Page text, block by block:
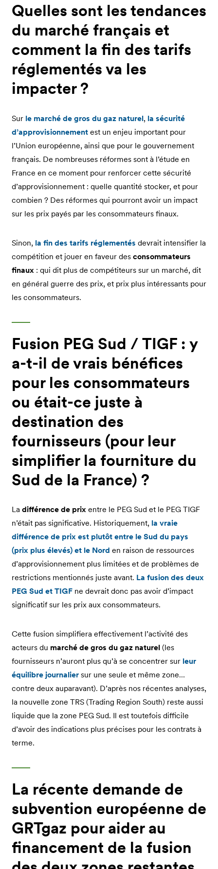
Quelles sont les tendances
du marché français et
comment la fin des tarifs
réglementés va les
impacter ?
Sur le marché de gros du gaz naturel, la sécurité
d’approvisionnement est un enjeu important pour
l’Union européenne, ainsi que pour le gouvernement
français. De nombreuses réformes sont à l’étude en
France en ce moment pour renforcer cette sécurité
d’approvisionnement : quelle quantité stocker, et pour
combien ? Des réformes qui pourront avoir un impact
sur les prix payés par les consommateurs finaux.
Sinon, la fin des tarifs réglementés devrait intensifier la
compétition et jouer en faveur des consommateurs
finaux : qui dit plus de compétiteurs sur un marché, dit
en général guerre des prix, et prix plus intéressants pour
les consommateurs.
Fusion PEG Sud / TIGF : y
a-t-il de vrais bénéfices
pour les consommateurs
ou était-ce juste à
destination des
fournisseurs (pour leur
simplifier la fourniture du
Sud de la France) ?
La différence de prix entre le PEG Sud et le PEG TIGF
n’était pas significative. Historiquement, la vraie
différence de prix est plutôt entre le Sud du pays
(prix plus élevés) et le Nord en raison de ressources
d’approvisionnement plus limitées et de problèmes de
restrictions mentionnés juste avant. La fusion des deux
PEG Sud et TIGF ne devrait donc pas avoir d’impact
significatif sur les prix aux consommateurs.
Cette fusion simplifiera effectivement l’activité des
acteurs du marché de gros du gaz naturel (les
fournisseurs n’auront plus qu’à se concentrer sur leur
équilibre journalier sur une seule et même zone…
contre deux auparavant). D’après nos récentes analyses,
la nouvelle zone TRS (Trading Region South) reste aussi
liquide que la zone PEG Sud. Il est toutefois difficile
d’avoir des indications plus précises pour les contrats à
terme.
La récente demande de
subvention européenne de
GRTgaz pour aider au
financement de la fusion